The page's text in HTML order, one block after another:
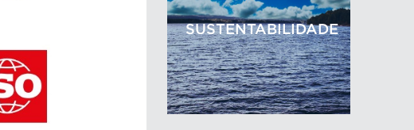
SUSTENTABILIDADE